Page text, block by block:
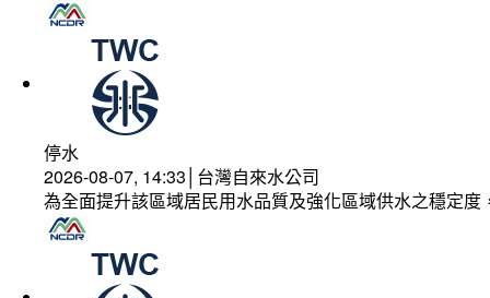
停水
2026-08-07, 14:33│台灣自來水公司
為全面提升該區域居民用水品質及強化區域供水之穩定